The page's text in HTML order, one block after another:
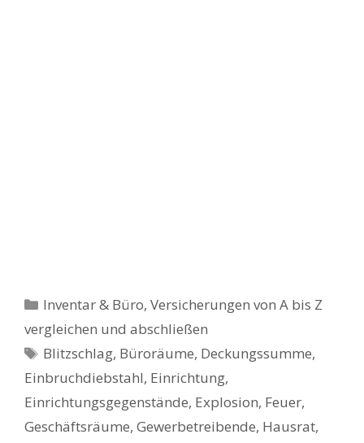
Kategorien
Inventar & Büro,Versicherungen von A bis Z
vergleichen und abschließen
Schlagwörter
Blitzschlag, Büroräume, Deckungssumme,
Einbruchdiebstahl, Einrichtung,
Einrichtungsgegenstände, Explosion, Feuer,
Geschäftsräume, Gewerbetreibende, Hausrat,